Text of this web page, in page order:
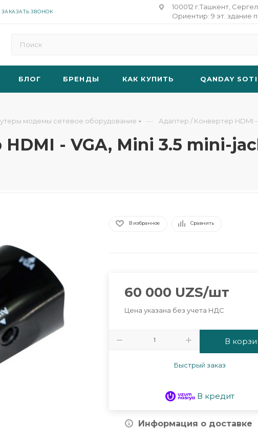
ЗАКАЗАТЬ ЗВОНОК
100012 г.Ташкент,
Ориентир: 9 эт. здание
БЛОГ БРЕНДЫ КАК КУПИТЬ QANDAY
модемы сетевое оборудование — Адаптер / Конвертер HDMI -
- VGA, Mini 3.5 mini-
В избранное Сравнить
60 000 UZS/шт
Цена указана без учета НДС
В
Быстрый заказ
В кредит
Информация о доставке